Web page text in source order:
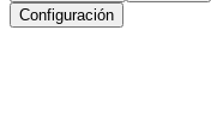
Configuración